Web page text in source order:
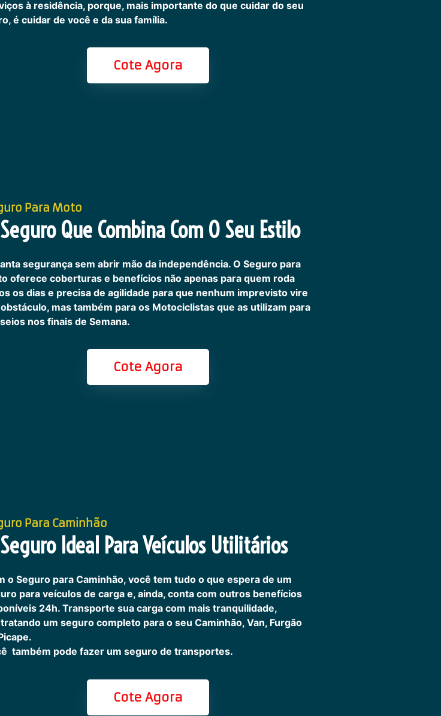
à residência, porque, mais importante do que cuidar do seu
é cuidar de você e da sua família.
Cote Agora
Para Moto
Que Combina Com O Seu Estilo
segurança sem abrir mão da independência. O Seguro para
oferece coberturas e benefícios não apenas para quem roda
os dias e precisa de agilidade para que nenhum imprevisto vire
mas também para os Motociclistas que as utilizam para
nos finais de Semana.
Cote Agora
Para Caminhão
Ideal Para Veículos Utilitários
o Seguro para Caminhão, você tem tudo o que espera de um
para veículos de carga e, ainda, conta com outros benefícios
24h.Transporte sua carga com mais tranquilidade,
um seguro completo para o seu Caminhão, Van, Furgão
também pode fazer um seguro de transportes.
Cote Agora